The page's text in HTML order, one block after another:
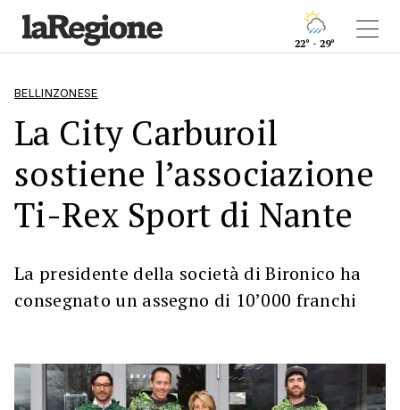
22° - 29°
BELLINZONESE
La City Carburoil
sostiene l’associazione
Ti-Rex Sport di Nante
La presidente della società di Bironico ha
consegnato un assegno di 10’000 franchi